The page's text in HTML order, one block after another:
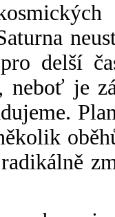
delší
neboť je